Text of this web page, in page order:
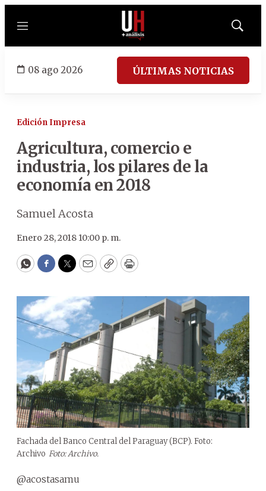
Menú
Mostrar
08 ago 2026 ÚLTIMAS NOTICIAS
Edición Impresa
Agricultura, comercio e
industria, los pilares de la
economía en 2018
Samuel Acosta
Enero 28, 2018 10:00 p. m.
WhatsApp
Facebook
Twitter
EmailCopyPrint
Fachada del Banco Central del Paraguay (BCP). Foto:
Archivo Foto: Archivo.
@acostasamu